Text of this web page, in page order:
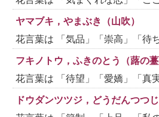
ヤマブキ，やまぶき（山吹）
花言葉は 「気品」「崇高」「待
フキノトウ，ふきのとう（蕗の薹
花言葉は 「待望」「愛嬌」「真
ドウダンツツジ，どうだんつつ